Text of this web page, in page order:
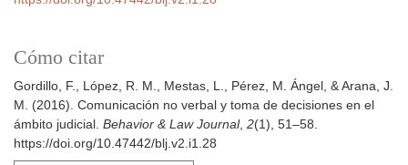
Cómo citar
Gordillo, F., López, R. M., Mestas, L., Pérez, M. Ángel, & Arana, J.
M. (2016). Comunicación no verbal y toma de decisiones en el
ámbito judicial. Behavior & Law Journal, 2(1), 51–58.
https://doi.org/10.47442/blj.v2.i1.28